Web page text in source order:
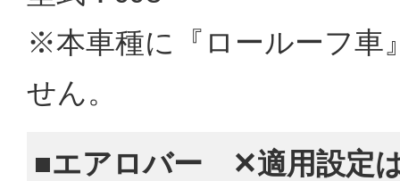
※本車種に『ロールーフ車
せん。
■エアロバー ✕適用設定